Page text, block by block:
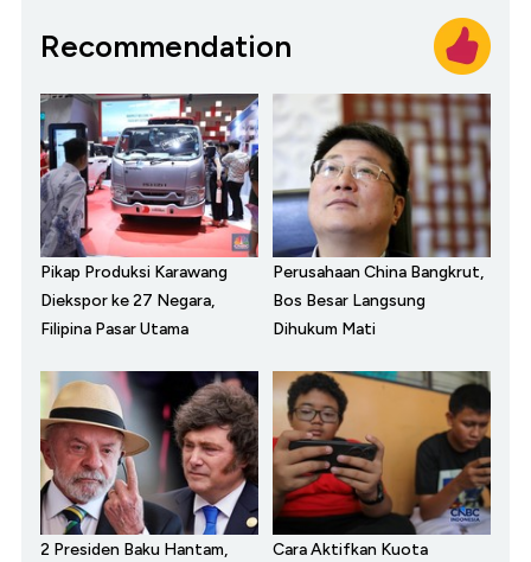
Recommendation
Pikap Produksi Karawang
Diekspor ke 27 Negara,
Filipina Pasar Utama
Perusahaan China Bangkrut,
Bos Besar Langsung
Dihukum Mati
2 Presiden Baku Hantam,
Cara Aktifkan Kuota